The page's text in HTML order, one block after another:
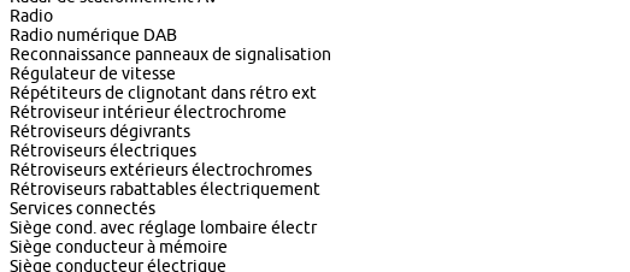
Radio
Radio numérique DAB
Reconnaissance panneaux de signalisation
Régulateur de vitesse
Répétiteurs de clignotant dans rétro ext
Rétroviseur intérieur électrochrome
Rétroviseurs dégivrants
Rétroviseurs électriques
Rétroviseurs extérieurs électrochromes
Rétroviseurs rabattables électriquement
Services connectés
Siège cond. avec réglage lombaire électr
Siège conducteur à mémoire
Siège conducteur électrique